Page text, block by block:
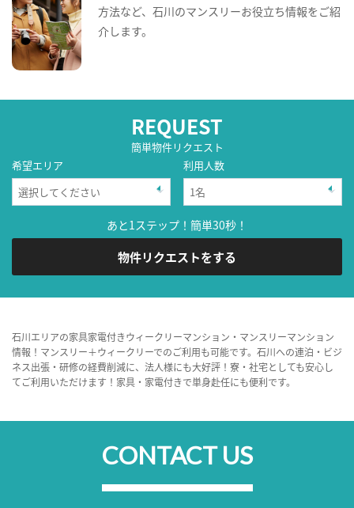
方法など、石川のマンスリーお役立ち情報をご紹
介します。
REQUEST
簡単物件リクエスト
希望エリア
利用人数
あと1ステップ！簡単30秒！
物件リクエストをする
石川エリアの家具家電付きウィークリーマンション・マンスリーマンション
情報！マンスリー＋ウィークリーでのご利用も可能です。石川への連泊・ビジ
ネス出張・研修の経費削減に、法人様にも大好評！寮・社宅としても安心し
てご利用いただけます！家具・家電付きで単身赴任にも便利です。
CONTACT US